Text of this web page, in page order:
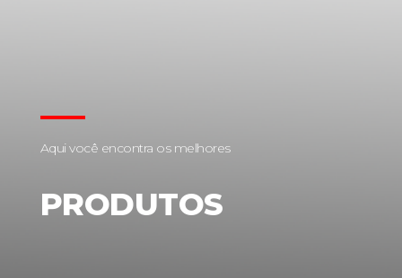
Aqui você encontra os melhores
PRODUTOS